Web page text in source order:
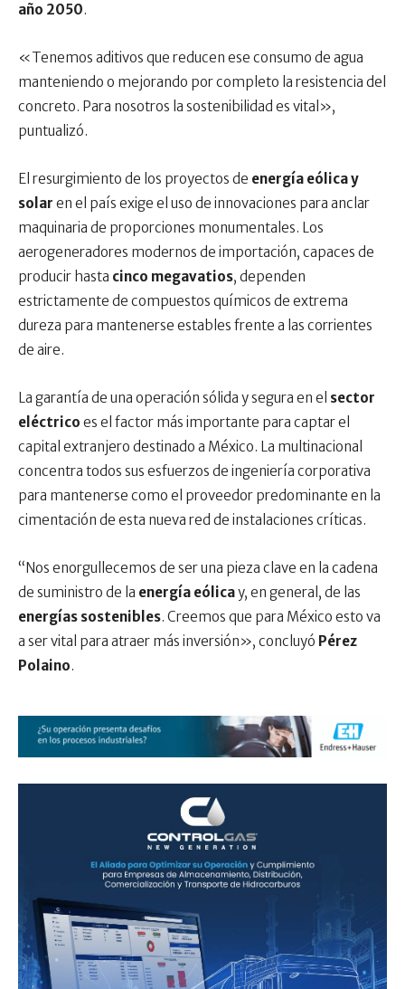
año 2050.
«Tenemos aditivos que reducen ese consumo de agua
manteniendo o mejorando por completo la resistencia del
concreto. Para nosotros la sostenibilidad es vital»,
puntualizó.
El resurgimiento de los proyectos de energía eólica y
solar en el país exige el uso de innovaciones para anclar
maquinaria de proporciones monumentales. Los
aerogeneradores modernos de importación, capaces de
producir hasta cinco megavatios, dependen
estrictamente de compuestos químicos de extrema
dureza para mantenerse estables frente a las corrientes
de aire.
La garantía de una operación sólida y segura en el sector
eléctrico es el factor más importante para captar el
capital extranjero destinado a México. La multinacional
concentra todos sus esfuerzos de ingeniería corporativa
para mantenerse como el proveedor predominante en la
cimentación de esta nueva red de instalaciones críticas.
“Nos enorgullecemos de ser una pieza clave en la cadena
de suministro de la energía eólicay, en general, de las
energías sostenibles. Creemos que para México esto va
a ser vital para atraer más inversión», concluyó Pérez
Polaino.